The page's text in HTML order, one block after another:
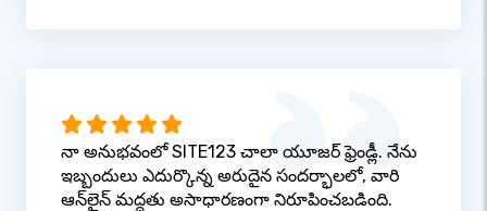
నా అనుభవంలో SITE123 చాలా యూజర్ ఫ్రెండ్లీ. నేను
ఇబ్బందులు ఎదుర్కొన్న అరుదైన సందర్భాలలో, వారి
ఆన్‌లైన్ మద్దతు అసాధారణంగా నిరూపించబడింది.